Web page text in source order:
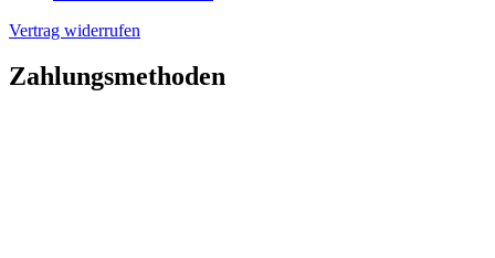
Vertrag widerrufen
Zahlungsmethoden